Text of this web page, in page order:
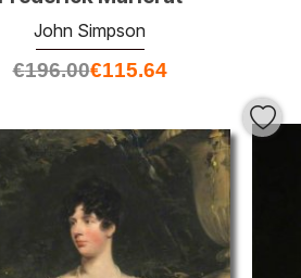
John Simpson
€196.00€115.64